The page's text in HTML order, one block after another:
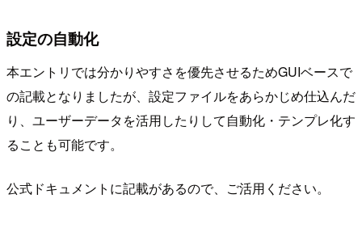
設定の自動化
本エントリでは分かりやすさを優先させるためGUIベースで
の記載となりましたが、設定ファイルをあらかじめ仕込んだ
り、ユーザーデータを活用したりして自動化・テンプレ化す
ることも可能です。
公式ドキュメントに記載があるので、ご活用ください。